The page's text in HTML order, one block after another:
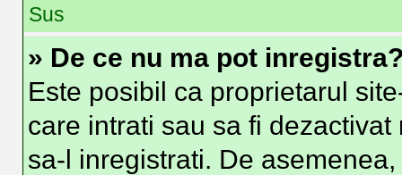
Sus
» De ce nu ma pot
Este posibil ca proprietarul
care intrati sau sa fi
sa-l inregistrati. De